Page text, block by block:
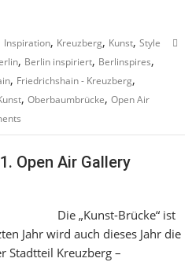
Inspiration, Kreuzberg, Kunst,Style
, Berlin inspiriert, Berlinspires,
, Friedrichshain - Kreuzberg,
,Oberbaumbrücke,Open Air
Open Air Gallery
Die „Kunst-Brücke“ ist
Jahr wird auch dieses Jahr die
Stadtteil Kreuzberg –